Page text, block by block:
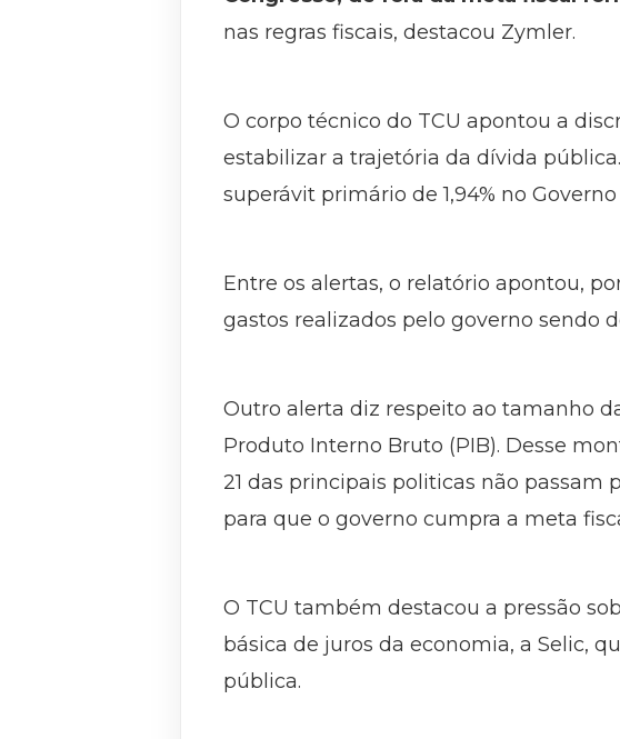
nas regras fiscais, destacou Zymler.
O corpo técnico do TCU apontou a
estabilizar a trajetória da dívida
superávit primário de 1,94% no
Entre os alertas, o relatório apontou,
gastos realizados pelo governo sendo
Outro alerta diz respeito ao tamanho
Produto Interno Bruto (PIB). Desse
21 das principais politicas não passam
para que o governo cumpra a meta
O TCU também destacou a pressão
básica de juros da economia, a Selic,
pública.